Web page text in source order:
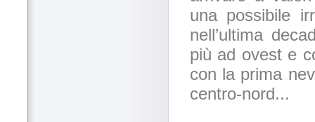
una possibile
nell’ultima
più ad ovest e
con la prima
centro-nord...